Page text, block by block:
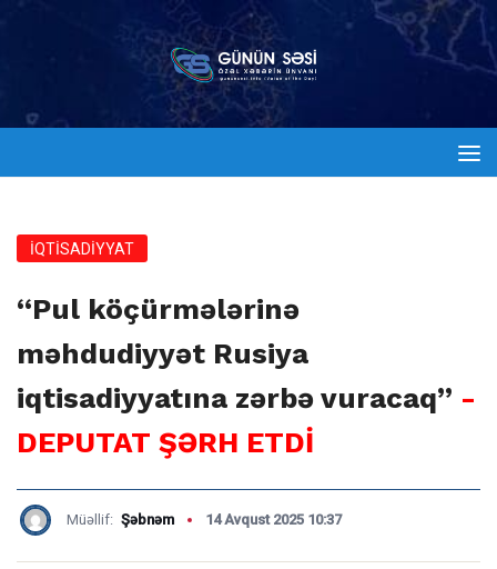
İQTİSADİYYAT
“Pul köçürmələrinə
məhdudiyyət Rusiya
iqtisadiyyatına zərbə vuracaq” -
DEPUTAT ŞƏRH ETDİ
Müəllif: Şəbnəm 14 Avqust 2025 10:37